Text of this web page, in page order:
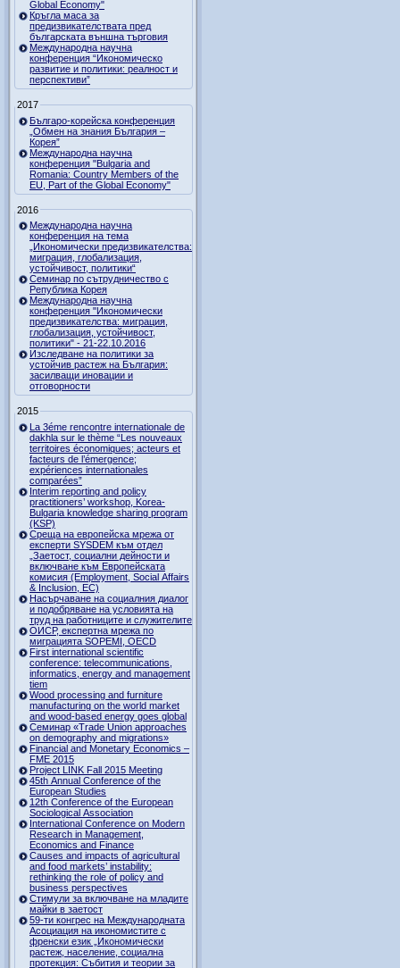
Global Economy"
Кръгла маса за
предизвикателствата пред
българската външна търговия
Международна научна
конференция “Икономическо
развитие и политики: реалност и
перспективи”
2017
Българо-корейска конференция
„Обмен на знания България –
Корея”
Международна научна
конференция "Bulgaria and
Romania: Country Members of the
EU, Part of the Global Economy"
2016
Международна научна
конференция на тема
„Икономически предизвикателства:
миграция, глобализация,
устойчивост, политики“
Семинар по сътрудничество с
Република Корея
Международна научна
конференция "Икономически
предизвикателства: миграция,
глобализация, устойчивост,
политики" - 21-22.10.2016
Изследване на политики за
устойчив растеж на България:
засилващи иновации и
отговорности
2015
La 3éme rencontre internationale de
dakhla sur le thème “Les nouveaux
territoires économiques; acteurs et
facteurs de l’émergence;
expériences internationales
comparées”
Interim reporting and policy
practitioners’ workshop, Korea-
Bulgaria knowledge sharing program
(KSP)
Среща на европейска мрежа от
експерти SYSDEM към отдел
„Заетост, социални дейности и
включване към Европейската
комисия (Employment, Social Affairs
& Inclusion, ЕС)
Насърчаване на социалния диалог
и подобряване на условията на
труд на работниците и служителите
ОИСР, експертна мрежа по
миграцията SOPEMI, OECD
First international scientific
conference: telecommunications,
informatics, energy and management
tiem
Wood processing and furniture
manufacturing on the world market
and wood-based energy goes global
Семинар «Trade Union approaches
on demography and migrations»
Financial and Monetary Economics –
FME 2015
Project LINK Fall 2015 Meeting
45th Annual Conference of the
European Studies
12th Conference of the European
Sociological Association
International Conference on Modern
Research in Management,
Economics and Finance
Causes and impacts of agricultural
and food markets’ instability:
rethinking the role of policy and
business perspectives
Стимули за включване на младите
майки в заетост
59-ти конгрес на Международната
Асоциация на икономистите с
френски език „Икономически
растеж, население, социална
протекция: Събития и теории за